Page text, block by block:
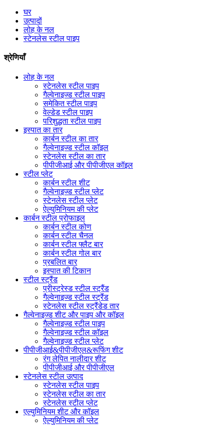
घर
उत्पादों
लोह के नल
स्टेनलेस स्टील पाइप
श्रेणियाँ
लोह के नल
स्टेनलेस स्टील पाइप
गैल्वेनाइज्ड स्टील पाइप
समेकित स्टील पाइप
वेल्डेड स्टील पाइप
परिशुद्धता स्टील पाइप
इस्पात का तार
कार्बन स्टील का तार
गैल्वेनाइज्ड स्टील कॉइल
स्टेनलेस स्टील का तार
पीपीजीआई और पीपीजीएल कॉइल
स्टील प्लेट
कार्बन स्टील शीट
गैल्वेनाइज्ड स्टील प्लेट
स्टेनलेस स्टील प्लेट
ऐल्युमिनियम की प्लेट
कार्बन स्टील प्रोफाइल
कार्बन स्टील कोण
कार्बन स्टील चैनल
कार्बन स्टील फ्लैट बार
कार्बन स्टील गोल बार
प्रबलित बार
इस्पात की टिकान
स्टील स्ट्रैंड
प्रीस्ट्रेस्ड स्टील स्ट्रैंड
गैल्वेनाइज्ड स्टील स्ट्रैंड
स्टेनलेस स्टील स्ट्रैंडेड तार
गैल्वेनाइज्ड शीट और पाइप और कॉइल
गैल्वेनाइज्ड स्टील पाइप
गैल्वेनाइज्ड स्टील कॉइल
गैल्वेनाइज्ड स्टील प्लेट
पीपीजीआई&पीपीजीएल&रूफिंग शीट
रंग लेपित नालीदार शीट
पीपीजीआई और पीपीजीएल
स्टेनलेस स्टील उत्पाद
स्टेनलेस स्टील पाइप
स्टेनलेस स्टील का तार
स्टेनलेस स्टील प्लेट
एल्युमिनियम शीट और कॉइल
ऐल्युमिनियम की प्लेट